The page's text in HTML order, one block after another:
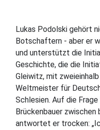
Lukas Podolski gehört
Botschaftern - aber er
und unterstützt die
Geschichte, die die
Gleiwitz, mit
Weltmeister für
Schlesien. Auf die
Brückenbauer zwischen
antwortet er trocken: